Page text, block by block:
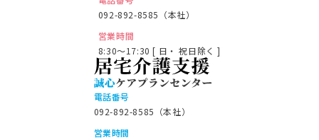
092-892-8585（本社）
営業時間
8:30～17:30 [ 日・ 祝日除く ]
電話番号
092-892-8585（本社）
営業時間